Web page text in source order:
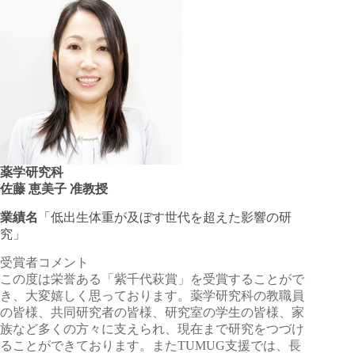
薬学研究科
佐藤 恵美子 准教授
業績名
「低出生体重が及ぼす世代を超えた影響の研
究」
受賞者コメント
この度は栄誉ある「紫千代萩賞」を受賞することがで
き、大変嬉しく思っております。薬学研究科の教職員
の皆様、共同研究者の皆様、研究室の学生の皆様、家
族など多くの方々に支えられ、現在まで研究をつづけ
ることができております。またTUMUG支援では、長